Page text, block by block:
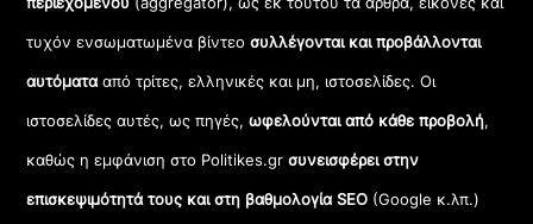
τυχόν ενσωματωμένα βίντεοσυλλέγονται και προβάλλονται
αυτόματααπό τρίτες, ελληνικές και μη, ιστοσελίδες. Οι
ιστοσελίδες αυτές, ως πηγές,ωφελούνται από κάθε προβολή,
καθώς η εμφάνιση στο Politikes.gr συνεισφέρει στην
επισκεψιμότητά τους και στη βαθμολογία SEO (Google κ.λπ.)